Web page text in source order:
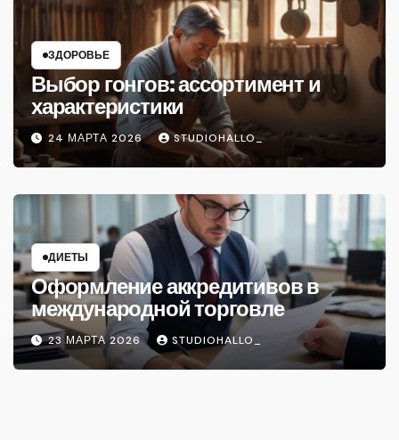
ЗДОРОВЬЕ
Выбор гонгов: ассортимент и
характеристики
24 МАРТА 2026 STUDIOHALLO_
ДИЕТЫ
Оформление аккредитивов в
международной торговле
23 МАРТА 2026 STUDIOHALLO_